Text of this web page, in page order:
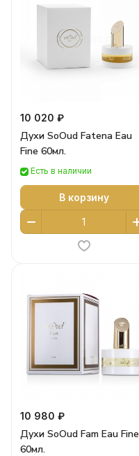
10 020 ₽
Духи SoOud Fatena Eau
Fine 60мл.
Есть в наличии
В корзину
10 980 ₽
Духи SoOud Fam Eau Fine
60мл.